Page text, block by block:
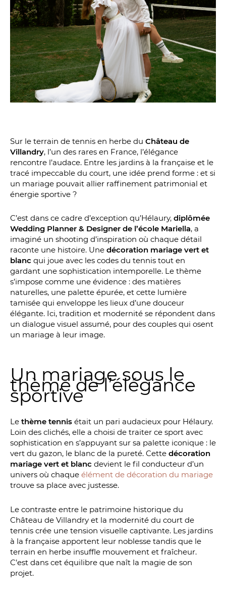
Sur le terrain de tennis en herbe du Château de
Villandry, l’un des rares en France, l’élégance
rencontre l’audace. Entre les jardins à la française et le
tracé impeccable du court, une idée prend forme : et si
un mariage pouvait allier raffinement patrimonial et
énergie sportive ?
C’est dans ce cadre d’exception qu’Hélaury, diplômée
Wedding Planner & Designer de l’école Mariella, a
imaginé un shooting d’inspiration où chaque détail
raconte une histoire. Une décoration mariage vert et
blanc qui joue avec les codes du tennis tout en
gardant une sophistication intemporelle. Le thème
s’impose comme une évidence : des matières
naturelles, une palette épurée, et cette lumière
tamisée qui enveloppe les lieux d’une douceur
élégante. Ici, tradition et modernité se répondent dans
un dialogue visuel assumé, pour des couples qui osent
un mariage à leur image.
Un mariage sous le
thème de l’élégance
sportive
Le thème tennis était un pari audacieux pour Hélaury.
Loin des clichés, elle a choisi de traiter ce sport avec
sophistication en s’appuyant sur sa palette iconique : le
vert du gazon, le blanc de la pureté. Cette décoration
mariage vert et blanc devient le fil conducteur d’un
univers où chaque élément de décoration du mariage
trouve sa place avec justesse.
Le contraste entre le patrimoine historique du
Château de Villandry et la modernité du court de
tennis crée une tension visuelle captivante. Les jardins
à la française apportent leur noblesse tandis que le
terrain en herbe insuffle mouvement et fraîcheur.
C’est dans cet équilibre que naît la magie de son
projet.